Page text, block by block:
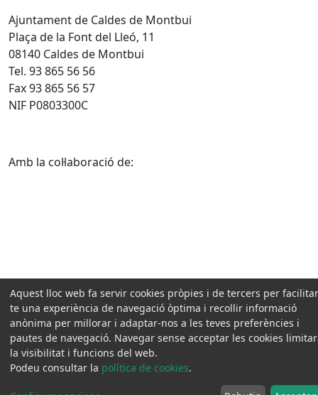
Ajuntament de Caldes de Montbui
Plaça de la Font del Lleó, 11
08140 Caldes de Montbui
Tel. 93 865 56 56
Fax 93 865 56 57
NIF P0803300C
Amb la col·laboració de:
Aquest lloc web fa servir cookies pròpies i de tercers per
te una experiència de navegació òptima i recollir informació
anònima per millorar i adaptar-nos a les teves preferències i
pautes de navegació. Navegar sense acceptar les cookies
la visibilitat i funcions del web.
Podeu consultar la política de cookies.